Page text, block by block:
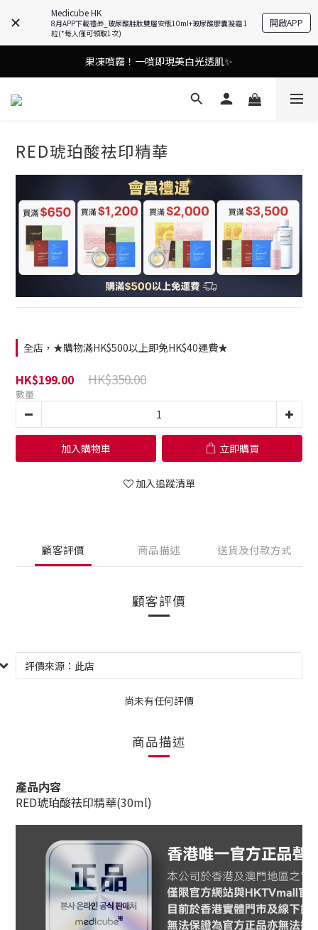
Medicube HK
8月APP下載禮🎁_玻尿酸胜肽雙層安瓶10ml+玻尿酸膠囊凝霜 1
粒(*每人僅可領取1次)
開啟APP
謝安琪愛用美容儀🌸護膚效果UP！
油痘肌救星💧玻尿酸58% OFF活動中！
果凍噴霧！一噴即現美白光透肌✨
謝安琪愛用美容儀🌸護膚效果UP！
RED琥珀酸祛印精華
全店，★購物滿HK$500以上即免HK$40運費★
HK$199.00 HK$350.00
數量
加入購物車 立即購買
加入追蹤清單
顧客評價 商品描述 送貨及付款方式
顧客評價
尚未有任何評價
商品描述
產品内容
RED琥珀酸祛印精華(30ml)